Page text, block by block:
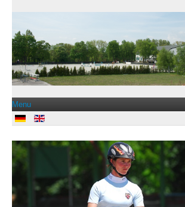
Menu
Reitclub Horsepark Fürth